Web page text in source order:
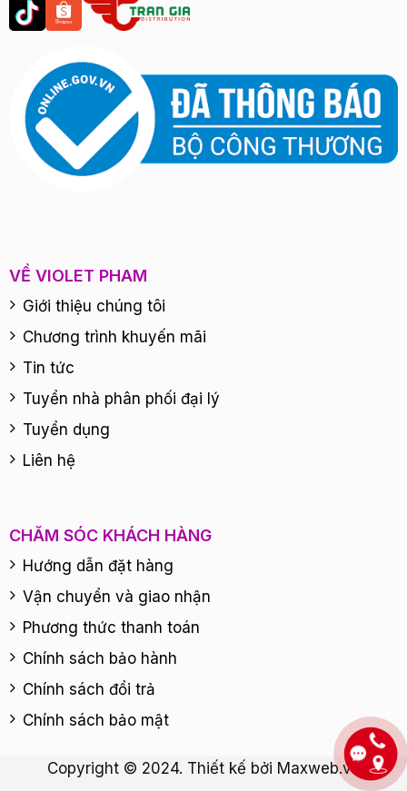
VỀ VIOLET PHAM
Giới thiệu chúng tôi
Chương trình khuyến mãi
Tin tức
Tuyển nhà phân phối đại lý
Tuyển dụng
Liên hệ
CHĂM SÓC KHÁCH HÀNG
Hướng dẫn đặt hàng
Vận chuyển và giao nhận
Phương thức thanh toán
Chính sách bảo hành
Chính sách đổi trả
Chính sách bảo mật
Copyright © 2024. Thiết kế bởi Maxweb.vn